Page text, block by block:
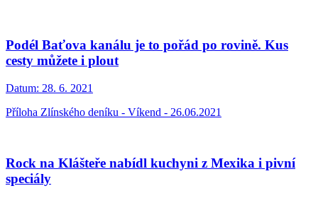
Podél Baťova kanálu je to pořád po rovině. Kus
cesty můžete i plout
Datum: 28. 6. 2021
Příloha Zlínského deníku - Víkend - 26.06.2021
Rock na Klášteře nabídl kuchyni z Mexika i pivní
speciály